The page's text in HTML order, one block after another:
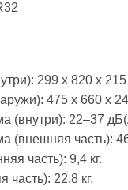
299 х 820 х
475 х 660 х
(внутри): 22–37
(внешняя часть):
часть): 9,4 кг.
часть): 22,8 кг.